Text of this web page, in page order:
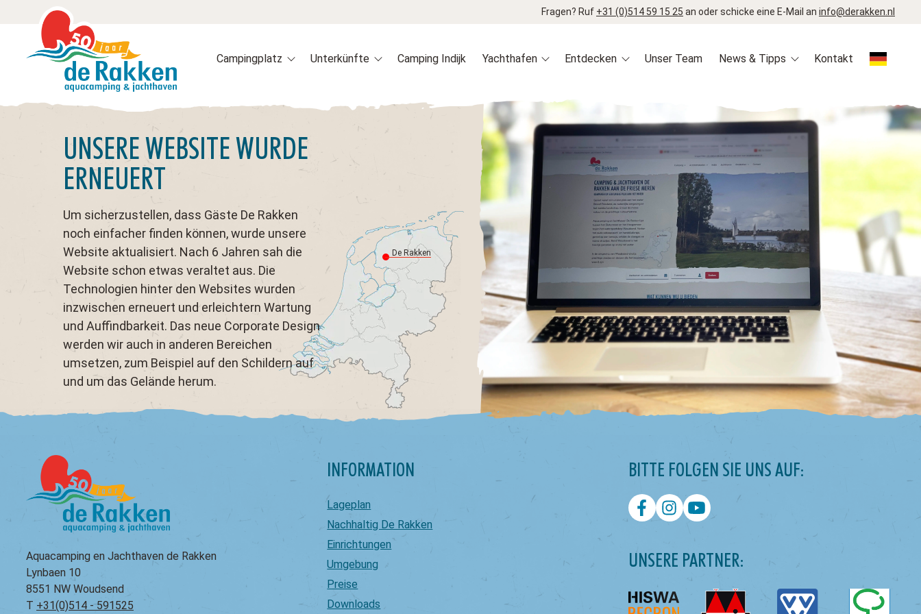
Fragen? Ruf +31 (0)514 59 15 25 an oder schicke eine E-Mail an info@derakken.nl
Campingplatz Unterkünfte Camping Indijk Yachthafen Entdecken Unser Team News & Tipps Kontakt
UNSERE WEBSITE WURDE
ERNEUERT
Um sicherzustellen, dass Gäste De Rakken
noch einfacher finden können, wurde unsere
Website aktualisiert. Nach 6 Jahren sah die
Website schon etwas veraltet aus. Die
Technologien hinter den Websites wurden
inzwischen erneuert und erleichtern Wartung
und Auffindbarkeit. Das neue Corporate Design
werden wir auch in anderen Bereichen
umsetzen, zum Beispiel auf den Schildern auf
und um das Gelände herum.
De Rakken
Aquacamping en Jachthaven de Rakken
Lynbaen 10
8551 NW Woudsend
T +31(0)514 - 591525
INFORMATION
Lageplan
Nachhaltig De Rakken
Einrichtungen
Umgebung
Preise
Downloads
BITTE FOLGEN SIE UNS AUF:
UNSERE PARTNER: